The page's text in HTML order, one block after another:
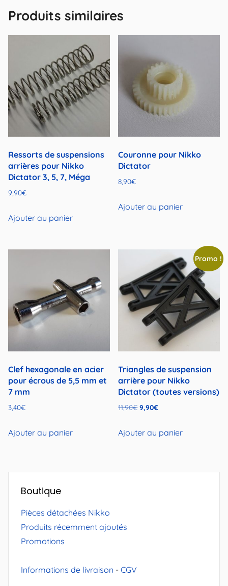
Produits similaires
Ressorts de suspensions
arrières pour Nikko
Dictator 3, 5, 7, Méga
9,90€
Ajouter au panier
Couronne pour Nikko
Dictator
8,90€
Ajouter au panier
Clef hexagonale en acier
pour écrous de 5,5 mm et
7 mm
3,40€
Ajouter au panier
Promo !
Triangles de suspension
arrière pour Nikko
Dictator (toutes versions)
11,90€ Le
initial
9,90€Le
actuel
Ajouter au panier
Boutique
Pièces détachées Nikko
Produits récemment ajoutés
Promotions
Informations de livraison - CGV